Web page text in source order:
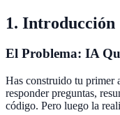
1. Introducción
El Problema: IA
Has construido tu primer
responder preguntas,
código. Pero luego la